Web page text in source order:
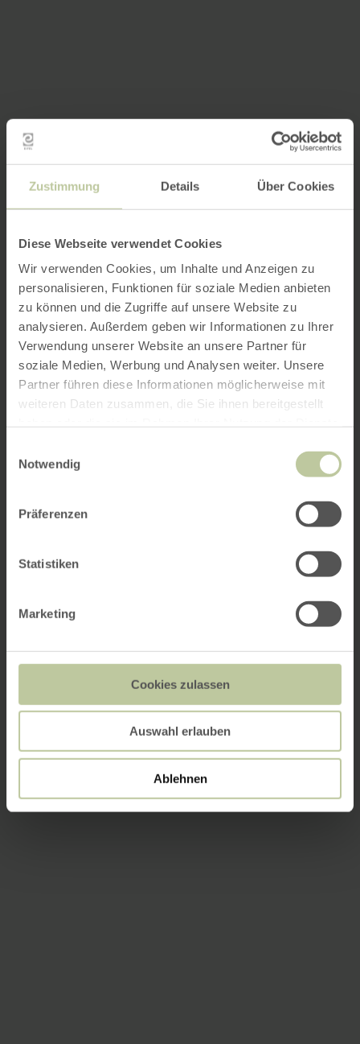
Zustimmung Details Über Cookies
Diese Webseite verwendet Cookies
Wir verwenden Cookies, um Inhalte und Anzeigen zu
personalisieren, Funktionen für soziale Medien anbieten
zu können und die Zugriffe auf unsere Website zu
analysieren. Außerdem geben wir Informationen zu Ihrer
Verwendung unserer Website an unsere Partner für
soziale Medien, Werbung und Analysen weiter. Unsere
Partner führen diese Informationen möglicherweise mit
weiteren Daten zusammen, die Sie ihnen bereitgestellt
Notwendig
Präferenzen
Statistiken
Marketing
Cookies zulassen
Auswahl erlauben
Ablehnen